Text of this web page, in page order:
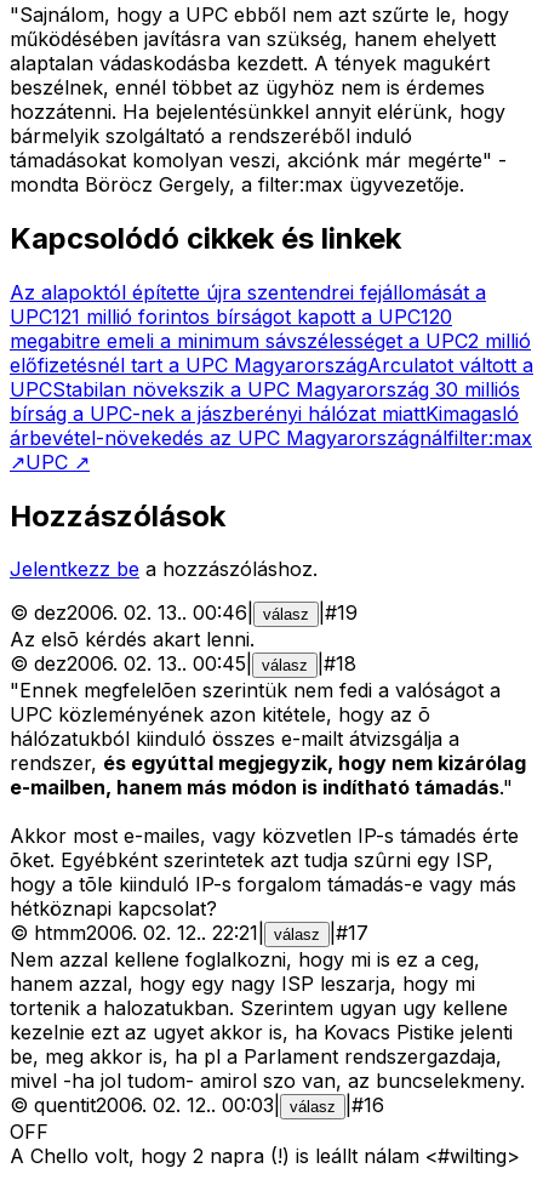
"Sajnálom, hogy a UPC ebből nem azt szűrte le, hogy
működésében javításra van szükség, hanem ehelyett
alaptalan vádaskodásba kezdett. A tények magukért
beszélnek, ennél többet az ügyhöz nem is érdemes
hozzátenni. Ha bejelentésünkkel annyit elérünk, hogy
bármelyik szolgáltató a rendszeréből induló
támadásokat komolyan veszi, akciónk már megérte" -
mondta Böröcz Gergely, a filter:max ügyvezetője.
Kapcsolódó cikkek és linkek
Az alapoktól építette újra szentendrei fejállomását a
UPC121 millió forintos bírságot kapott a UPC120
megabitre emeli a minimum sávszélességet a UPC2 millió
előfizetésnél tart a UPC MagyarországArculatot váltott a
UPCStabilan növekszik a UPC Magyarország 30 milliós
bírság a UPC-nek a jászberényi hálózat miattKimagasló
árbevétel-növekedés az UPC Magyarországnálfilter:max
↗UPC ↗
Hozzászólások
Jelentkezz be a hozzászóláshoz.
© dez2006. 02. 13.. 00:46 válasz #19
Az elsõ kérdés akart lenni.
© dez2006. 02. 13.. 00:45 válasz #18
"Ennek megfelelõen szerintük nem fedi a valóságot a
UPC közleményének azon kitétele, hogy az õ
hálózatukból kiinduló összes e-mailt átvizsgálja a
rendszer, és egyúttal megjegyzik, hogy nem kizárólag
e-mailben, hanem más módon is indítható támadás."
Akkor most e-mailes, vagy közvetlen IP-s támadés érte
õket. Egyébként szerintetek azt tudja szûrni egy ISP,
hogy a tõle kiinduló IP-s forgalom támadás-e vagy más
hétköznapi kapcsolat?
© htmm2006. 02. 12.. 22:21 válasz #17
Nem azzal kellene foglalkozni, hogy mi is ez a ceg,
hanem azzal, hogy egy nagy ISP leszarja, hogy mi
tortenik a halozatukban. Szerintem ugyan ugy kellene
kezelnie ezt az ugyet akkor is, ha Kovacs Pistike jelenti
be, meg akkor is, ha pl a Parlament rendszergazdaja,
mivel -ha jol tudom- amirol szo van, az buncselekmeny.
© quentit2006. 02. 12.. 00:03 válasz #16
OFF
A Chello volt, hogy 2 napra (!) is leállt nálam <#wilting>